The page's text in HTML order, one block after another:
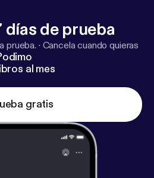
días de prueba
prueba. · Cancela cuando quieras
al mes
gratis